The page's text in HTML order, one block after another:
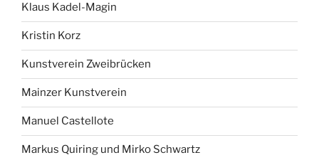
Klaus Kadel-Magin
Kristin Korz
Kunstverein Zweibrücken
Mainzer Kunstverein
Manuel Castellote
Markus Quiring und Mirko Schwartz